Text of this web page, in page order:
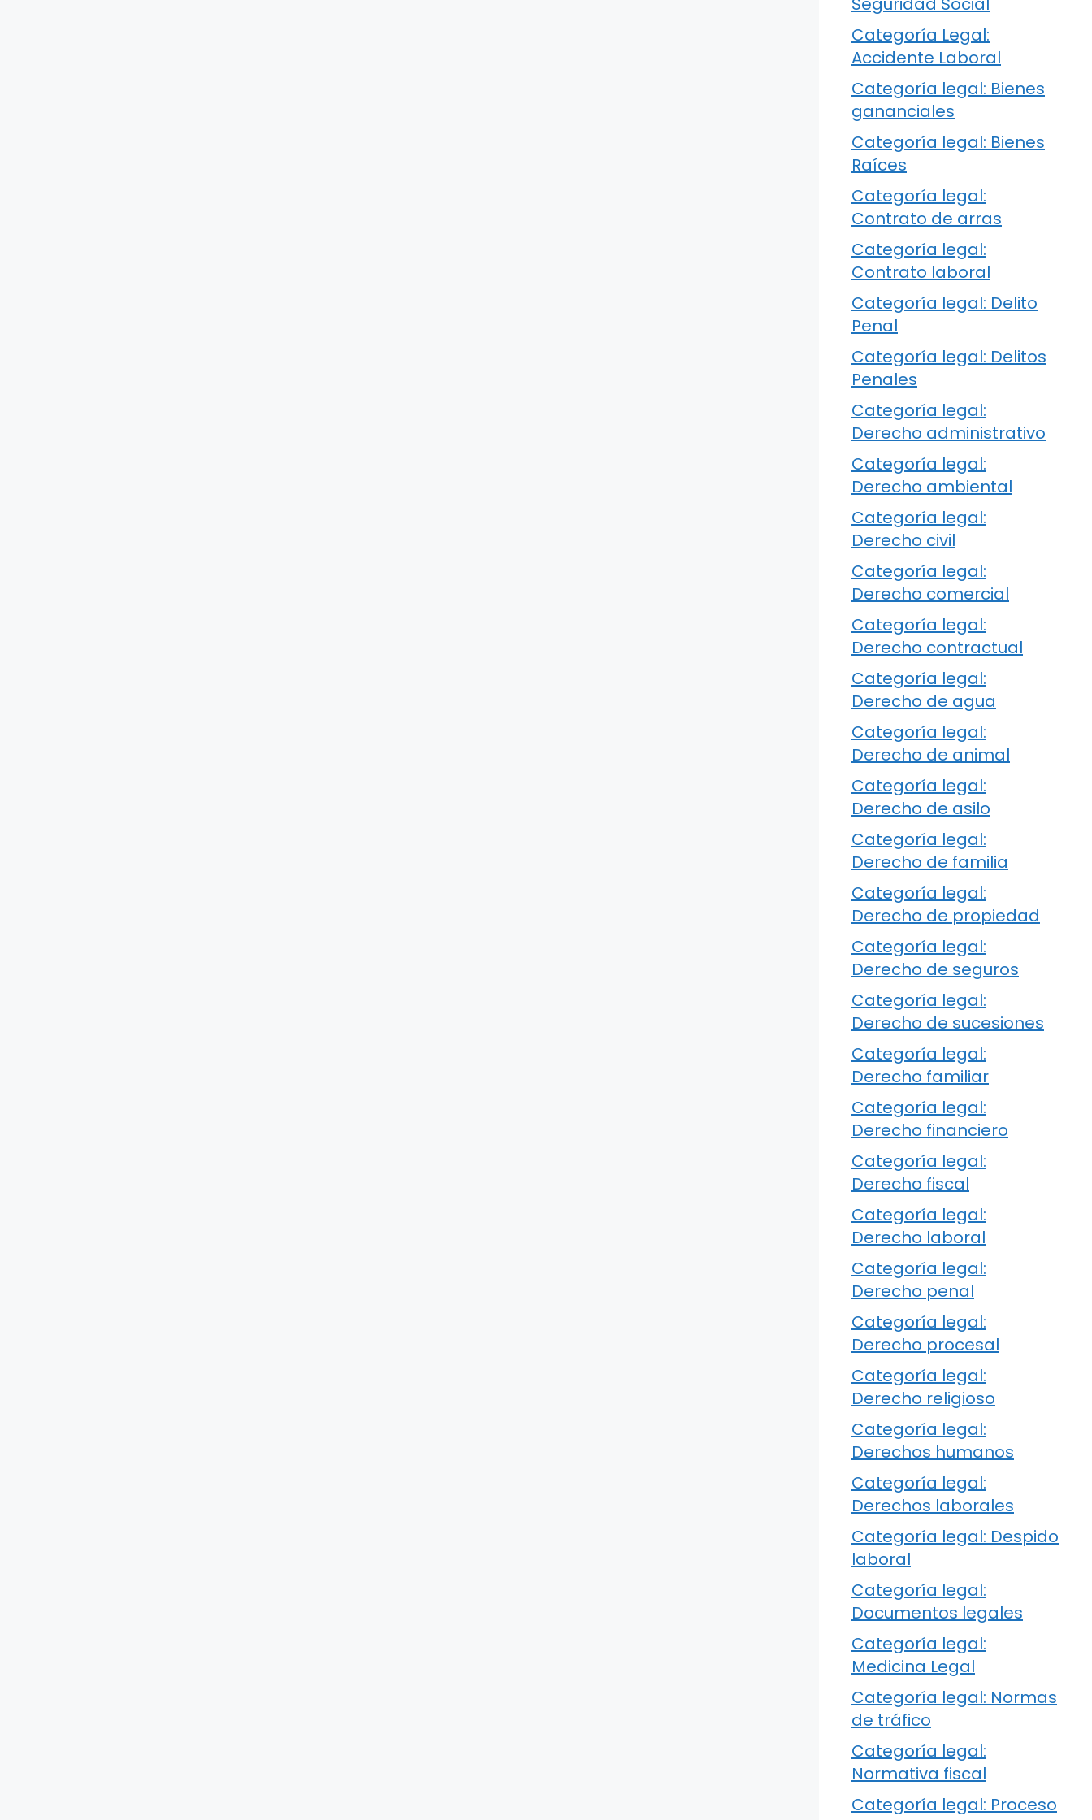
Categoría Legal:
Accidente Laboral
Categoría legal: Bienes
gananciales
Categoría legal: Bienes
Raíces
Categoría legal:
Contrato de arras
Categoría legal:
Contrato laboral
Categoría legal: Delito
Penal
Categoría legal: Delitos
Penales
Categoría legal:
Derecho administrativo
Categoría legal:
Derecho ambiental
Categoría legal:
Derecho civil
Categoría legal:
Derecho comercial
Categoría legal:
Derecho contractual
Categoría legal:
Derecho de agua
Categoría legal:
Derecho de animal
Categoría legal:
Derecho de asilo
Categoría legal:
Derecho de familia
Categoría legal:
Derecho de propiedad
Categoría legal:
Derecho de seguros
Categoría legal:
Derecho de sucesiones
Categoría legal:
Derecho familiar
Categoría legal:
Derecho financiero
Categoría legal:
Derecho fiscal
Categoría legal:
Derecho laboral
Categoría legal:
Derecho penal
Categoría legal:
Derecho procesal
Categoría legal:
Derecho religioso
Categoría legal:
Derechos humanos
Categoría legal:
Derechos laborales
Categoría legal: Despido
laboral
Categoría legal:
Documentos legales
Categoría legal:
Medicina Legal
Categoría legal: Normas
de tráfico
Categoría legal:
Normativa fiscal
Categoría legal: Proceso